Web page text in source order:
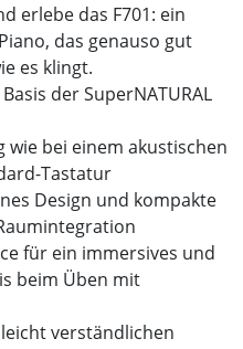
erlebe das F701: ein
das genauso gut
es klingt.
der SuperNATURAL
wie bei einem akustischen
Tastatur
Design und kompakte
für ein immersives und
beim Üben mit
verständlichen